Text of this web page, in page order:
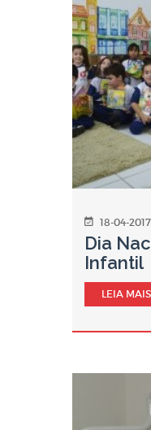
18-04-2017
Dia
Infantil
LEIA MAIS